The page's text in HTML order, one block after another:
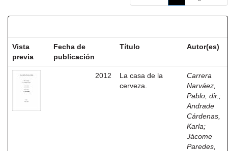
Vista
previa
Fecha de
publicación
Título Autor(es)
2012
La casa de la
cerveza.
Carrera
Narváez,
Pablo, dir. ;
Andrade
Cárdenas,
Karla;
Jácome
Paredes,